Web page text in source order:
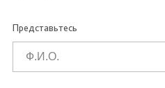
Представьтесь